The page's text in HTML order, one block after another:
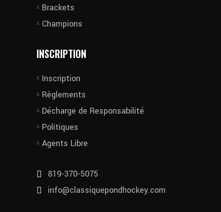
Brackets
Champions
INSCRIPTION
Inscription
Règlements
Décharge de Responsabilité
Politiques
Agents Libre
819-370-5075
info@classiquepondhockey.com